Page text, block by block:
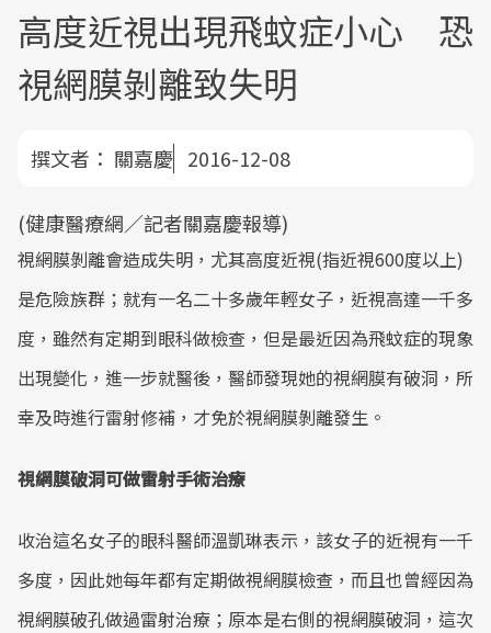
高度近視出現飛蚊症小心 恐
視網膜剝離致失明
撰文者： 關嘉慶 2016-12-08
(健康醫療網／記者關嘉慶報導)
視網膜剝離會造成失明，尤其高度近視(指近視600度以上)
是危險族群；就有一名二十多歲年輕女子，近視高達一千多
度，雖然有定期到眼科做檢查，但是最近因為飛蚊症的現象
出現變化，進一步就醫後，醫師發現她的視網膜有破洞，所
幸及時進行雷射修補，才免於視網膜剝離發生。
視網膜破洞可做雷射手術治療
收治這名女子的眼科醫師溫凱琳表示，該女子的近視有一千
多度，因此她每年都有定期做視網膜檢查，而且也曾經因為
視網膜破孔做過雷射治療；原本是右側的視網膜破洞，這次